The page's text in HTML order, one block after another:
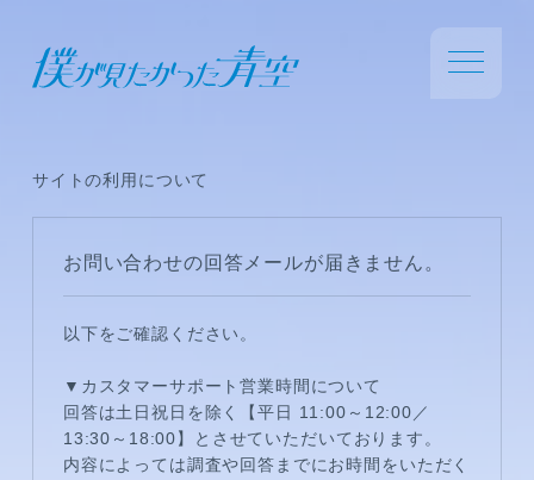
サイトの利用について
お問い合わせの回答メールが届きません。
以下をご確認ください。
▼カスタマーサポート営業時間について
回答は土日祝日を除く【平日 11:00～12:00／
13:30～18:00】とさせていただいております。
内容によっては調査や回答までにお時間をいただく